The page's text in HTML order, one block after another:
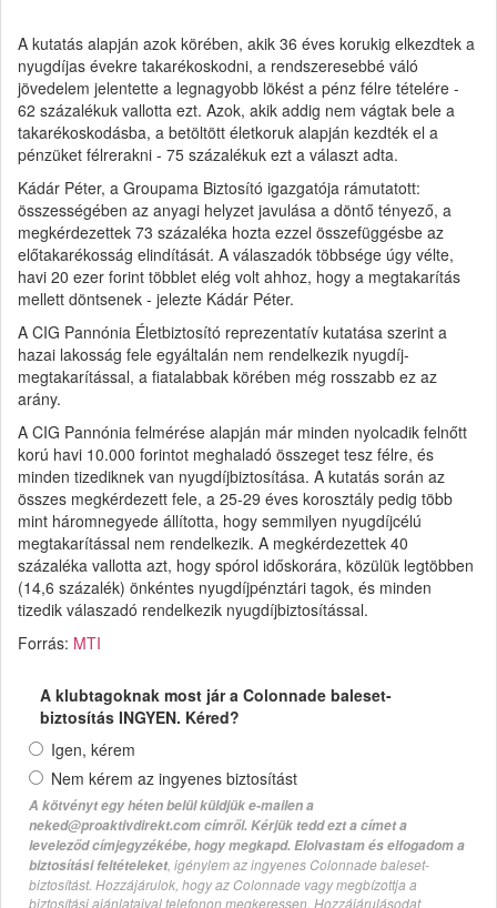
A kutatás alapján azok körében, akik 36 éves korukig elkezdtek a
nyugdíjas évekre takarékoskodni, a rendszeresebbé váló
jövedelem jelentette a legnagyobb lökést a pénz félre tételére -
62 százalékuk vallotta ezt. Azok, akik addig nem vágtak bele a
takarékoskodásba, a betöltött életkoruk alapján kezdték el a
pénzüket félrerakni - 75 százalékuk ezt a választ adta.
Kádár Péter, a Groupama Biztosító igazgatója rámutatott:
összességében az anyagi helyzet javulása a döntő tényező, a
megkérdezettek 73 százaléka hozta ezzel összefüggésbe az
előtakarékosság elindítását. A válaszadók többsége úgy vélte,
havi 20 ezer forint többlet elég volt ahhoz, hogy a megtakarítás
mellett döntsenek - jelezte Kádár Péter.
A CIG Pannónia Életbiztosító reprezentatív kutatása szerint a
hazai lakosság fele egyáltalán nem rendelkezik nyugdíj-
megtakarítással, a fiatalabbak körében még rosszabb ez az
arány.
A CIG Pannónia felmérése alapján már minden nyolcadik felnőtt
korú havi 10.000 forintot meghaladó összeget tesz félre, és
minden tizediknek van nyugdíjbiztosítása. A kutatás során az
összes megkérdezett fele, a 25-29 éves korosztály pedig több
mint háromnegyede állította, hogy semmilyen nyugdíjcélú
megtakarítással nem rendelkezik. A megkérdezettek 40
százaléka vallotta azt, hogy spórol időskorára, közülük legtöbben
(14,6 százalék) önkéntes nyugdíjpénztári tagok, és minden
tizedik válaszadó rendelkezik nyugdíjbiztosítással.
Forrás: MTI
A klubtagoknak most jár a Colonnade baleset-
biztosítás INGYEN. Kéred?
Igen, kérem
Nem kérem az ingyenes biztosítást
A kötvényt egy héten belül küldjük e-mailen a
neked@proaktivdirekt.com címről. Kérjük tedd ezt a címet a
leveleződ címjegyzékébe, hogy megkapd. Elolvastam és elfogadom a
biztosítási feltételeket, igénylem az ingyenes Colonnade baleset-
biztosítást. Hozzájárulok, hogy az Colonnade vagy megbízottja a
biztosítási ajánlataival telefonon megkeressen. Hozzájárulásodat